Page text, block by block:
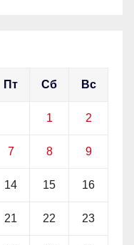
Пт Сб Вс
1 2
7 8 9
14 15 16
21 22 23